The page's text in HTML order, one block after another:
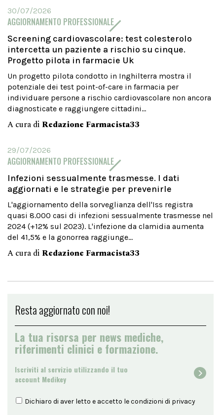
30/07/2026
AGGIORNAMENTO PROFESSIONALE
Screening cardiovascolare: test colesterolo
intercetta un paziente a rischio su cinque.
Progetto pilota in farmacie Uk
Un progetto pilota condotto in Inghilterra mostra il
potenziale dei test point-of-care in farmacia per
individuare persone a rischio cardiovascolare non ancora
diagnosticate e raggiungere cittadini...
A cura di Redazione Farmacista33
29/07/2026
AGGIORNAMENTO PROFESSIONALE
Infezioni sessualmente trasmesse. I dati
aggiornati e le strategie per prevenirle
L'aggiornamento della sorveglianza dell'Iss registra
quasi 8.000 casi di infezioni sessualmente trasmesse nel
2024 (+12% sul 2023). L'infezione da clamidia aumenta
del 41,5% e la gonorrea raggiunge...
A cura di Redazione Farmacista33
Resta aggiornato con noi!
La tua risorsa per news mediche,
riferimenti clinici e formazione.
Iscriviti al servizio utilizzando il tuo
account Medikey
Dichiaro di aver letto e accetto le condizioni di privacy